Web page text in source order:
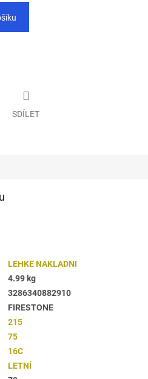
SDÍLET
LEHKE NAKLADNI
4.99 kg
3286340882910
FIRESTONE
215
75
16C
LETNÍ